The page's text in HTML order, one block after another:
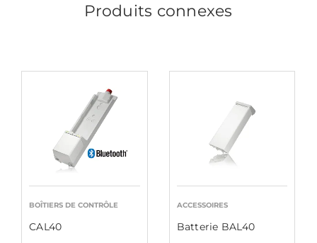
Produits connexes
BOÎTIERS DE CONTRÔLE
CAL40
ACCESSOIRES
Batterie BAL40